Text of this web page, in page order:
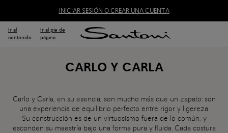
INICIAR SESIÓN O CREAR UNA CUENTA
Ir al
contenido
Ir al pie de
página
CARLO Y CARLA
Carlo y Carla, en su esencia, son mucho más que un zapato: son
una experiencia de equilibrio perfecto entre rigor y ligereza.
Su construcción es de un virtuosismo fuera de lo común, y
esconden su maestría bajo una forma pura y fluida. Cada costura